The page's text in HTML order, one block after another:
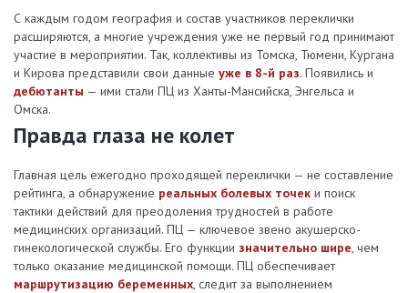
С каждым годом география и состав участников переклички
расширяются, а многие учреждения уже не первый год принимают
участие в мероприятии. Так, коллективы из Томска, Тюмени, Кургана
и Кирова представили свои данные уже в 8-й раз. Появились и
дебютанты — ими стали ПЦ из Ханты-Мансийска, Энгельса и
Омска.
Правда глаза не колет
Главная цель ежегодно проходящей переклички — не составление
рейтинга, а обнаружение реальных болевых точек и поиск
тактики действий для преодоления трудностей в работе
медицинских организаций. ПЦ — ключевое звено акушерско-
гинекологической службы. Его функции значительно шире, чем
только оказание медицинской помощи. ПЦ обеспечивает
маршрутизацию беременных, следит за выполнением